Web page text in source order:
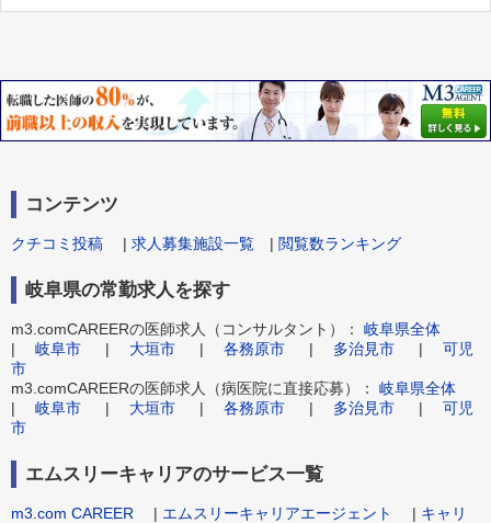
コンテンツ
クチコミ投稿 | 求人募集施設一覧 | 閲覧数ランキング
岐阜県の常勤求人を探す
m3.comCAREERの医師求人（コンサルタント）： 岐阜県全体
| 岐阜市 | 大垣市 | 各務原市 | 多治見市 | 可児
市
m3.comCAREERの医師求人（病医院に直接応募）： 岐阜県全体
| 岐阜市 | 大垣市 | 各務原市 | 多治見市 | 可児
市
エムスリーキャリアのサービス一覧
m3.com CAREER | エムスリーキャリアエージェント | キャリ